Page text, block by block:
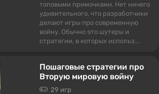
топовыми примочками. Нет ничего
удивительного, что разработчики
делают игры про современную
войну. Обычно это шутеры и
стратегии, в которых использ...
Пошаговые стратегии про
Вторую мировую войну
29 игр